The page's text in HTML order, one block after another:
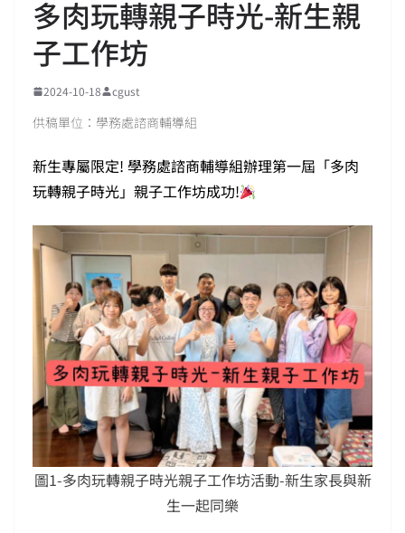
多肉玩轉親子時光-新生親
子工作坊
2024-10-18 cgust
供稿單位：學務處諮商輔導組
新生專屬限定! 學務處諮商輔導組辦理第一屆「多肉
玩轉親子時光」親子工作坊成功!
圖1-多肉玩轉親子時光親子工作坊活動-新生家長與新
生一起同樂